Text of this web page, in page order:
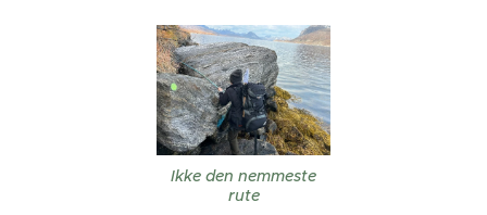
Ikke den nemmeste
rute